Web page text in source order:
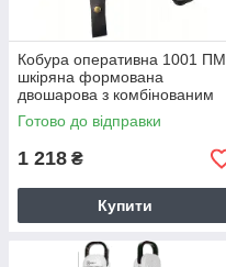
Кобура оперативна 1001 ПМ
шкіряна формована
двошарова з комбінованим
кріпленням
Готово до відправки
1 218 ₴
Купити